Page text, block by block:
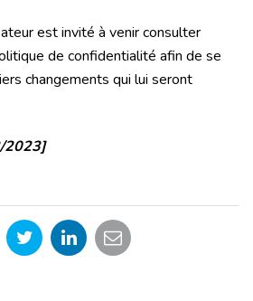
est invité à venir consulter
de confidentialité afin de se
changements qui lui seront
2023]
PartagerPartagerPartager